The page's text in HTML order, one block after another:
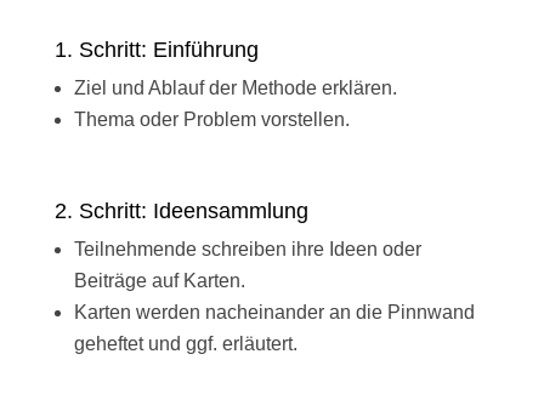
1. Schritt: Einführung
Ziel und Ablauf der Methode erklären.
Thema oder Problem vorstellen.
2. Schritt: Ideensammlung
Teilnehmende schreiben ihre Ideen oder
Beiträge auf Karten.
Karten werden nacheinander an die Pinnwand
geheftet und ggf. erläutert.